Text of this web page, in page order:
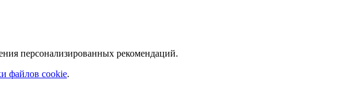
персонализированных рекомендаций.
файлов cookie.